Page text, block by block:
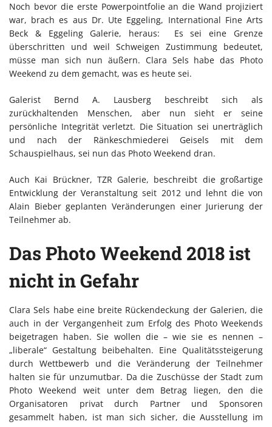
Noch bevor die erste Powerpointfolie an die Wand projiziert
war, brach es aus Dr. Ute Eggeling, International Fine Arts
Beck & Eggeling Galerie, heraus: Es sei eine Grenze
überschritten und weil Schweigen Zustimmung bedeutet,
müsse man sich nun äußern. Clara Sels habe das Photo
Weekend zu dem gemacht, was es heute sei.
Galerist Bernd A. Lausberg beschreibt sich als
zurückhaltenden Menschen, aber nun sieht er seine
persönliche Integrität verletzt. Die Situation sei unerträglich
und nach der Ränkeschmiederei Geisels mit dem
Schauspielhaus, sei nun das Photo Weekend dran.
Auch Kai Brückner, TZR Galerie, beschreibt die großartige
Entwicklung der Veranstaltung seit 2012 und lehnt die von
Alain Bieber geplanten Veränderungen einer Jurierung der
Teilnehmer ab.
Das Photo Weekend 2018 ist
nicht in Gefahr
Clara Sels habe eine breite Rückendeckung der Galerien, die
auch in der Vergangenheit zum Erfolg des Photo Weekends
beigetragen haben. Sie wollen die – wie sie es nennen –
„liberale“ Gestaltung beibehalten. Eine Qualitätssteigerung
durch Wettbewerb und die Veränderung der Teilnehmer
halten sie für unzumutbar. Da die Zuschüsse der Stadt zum
Photo Weekend weit unter dem Betrag liegen, den die
Organisatoren privat durch Partner und Sponsoren
gesammelt haben, ist man sich sicher, die Ausstellung im